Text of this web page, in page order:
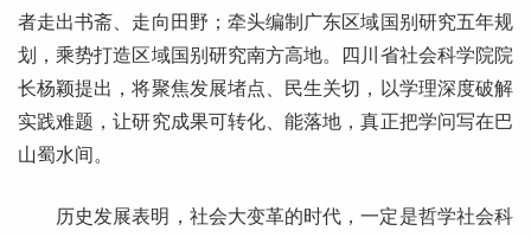
者走出书斋、走向田野；牵头编制广东区域国别研究五年规
划，乘势打造区域国别研究南方高地。四川省社会科学院院
长杨颖提出，将聚焦发展堵点、民生关切，以学理深度破解
实践难题，让研究成果可转化、能落地，真正把学问写在巴
山蜀水间。
历史发展表明，社会大变革的时代，一定是哲学社会科